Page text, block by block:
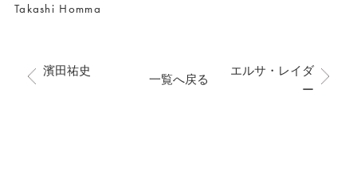
Takashi Homma
濱田祐史
エルサ・レイダ
ー
一覧へ戻る